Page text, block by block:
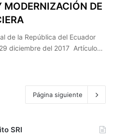
DE
la República del Ecuador
diciembre del 2017 Artículo…
Página siguiente
SRI